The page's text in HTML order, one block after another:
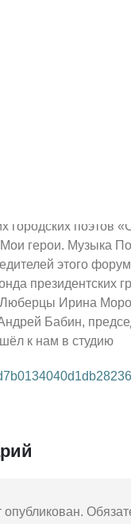
городских поэтов
герои. Музыка
этого
президентских
Люберцы Ирина
Бабин,
к нам в студию